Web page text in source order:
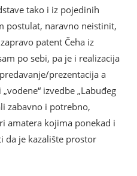
tako i iz pojedinih
postulat, naravno neistinit,
patent Čeha iz
po sebi, pa je i realizacija
prezentacija a
izvedbe „Labuđeg
zabavno i potrebno,
amatera kojima ponekad i
da je kazalište prostor